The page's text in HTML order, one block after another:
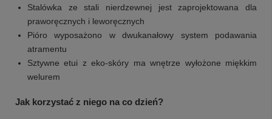
Stalówka ze stali nierdzewnej jest zaprojektowana dla
praworęcznych i leworęcznych
Pióro wyposażono w dwukanałowy system podawania
atramentu
Sztywne etui z eko-skóry ma wnętrze wyłożone miękkim
welurem
Jak korzystać z niego na co dzień?